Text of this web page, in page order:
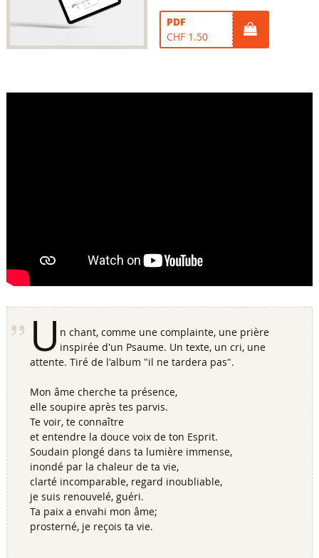
PDF
CHF 1.50
U n chant, comme une complainte, une prière
inspirée d'un Psaume. Un texte, un cri, une
attente. Tiré de l'album "il ne tardera pas".
Mon âme cherche ta présence,
elle soupire après tes parvis.
Te voir, te connaître
et entendre la douce voix de ton Esprit.
Soudain plongé dans ta lumière immense,
inondé par la chaleur de ta vie,
clarté incomparable, regard inoubliable,
je suis renouvelé, guéri.
Ta paix a envahi mon âme;
prosterné, je reçois ta vie.